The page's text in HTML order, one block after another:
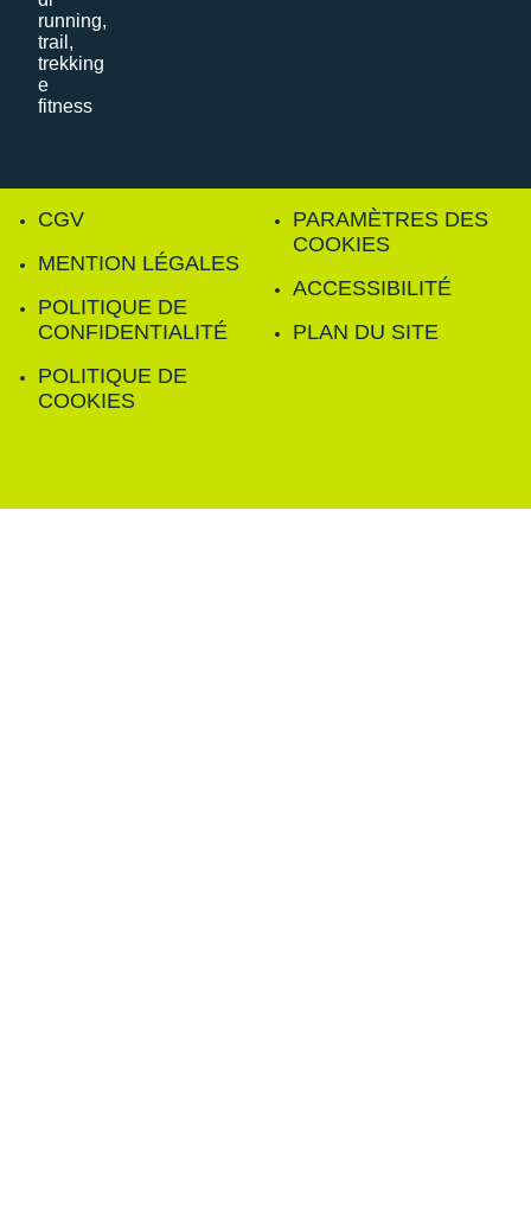
CGV
MENTION LÉGALES
POLITIQUE DE
CONFIDENTIALITÉ
POLITIQUE DE
COOKIES
PARAMÈTRES DES
COOKIES
ACCESSIBILITÉ
PLAN DU SITE